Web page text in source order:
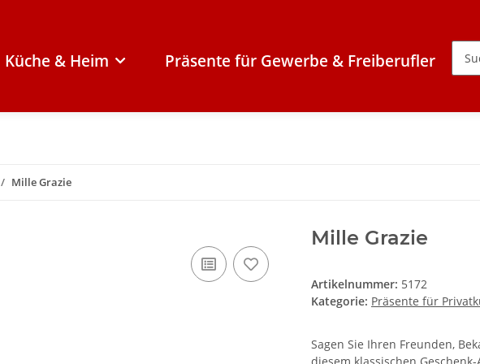
Küche & Heim Präsente für Gewerbe & Freiberufler
Mille Grazie
Mille Grazie
Artikelnummer: 5172
Kategorie: Präsente für
Sagen Sie Ihren Freunden,